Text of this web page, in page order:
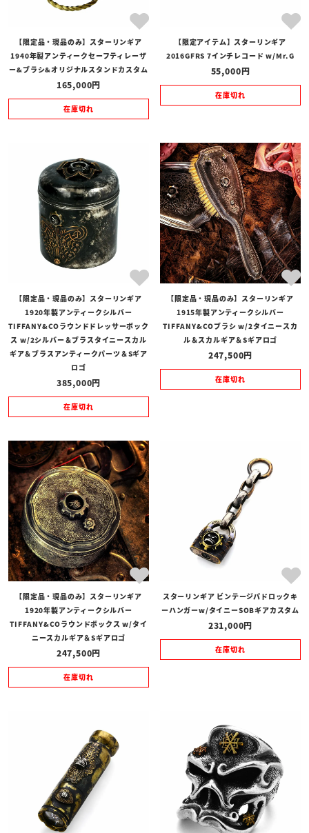
【限定品・現品のみ】スターリンギア
1940年製アンティークセーフティレーザ
ー&ブラシ&オリジナルスタンドカスタム
165,000
在庫切れ
【限定アイテム】スターリンギア
2016GFRS 7インチレコード w/Mr.G
55,000
在庫切れ
【限定品・現品のみ】スターリンギア
1920年製アンティークシルバー
TIFFANY&COラウンドドレッサーボック
ス w/2シルバー＆ブラスタイニースカル
ギア＆ブラスアンティークパーツ＆Sギア
ロゴ
385,000
在庫切れ
【限定品・現品のみ】スターリンギア
1915年製アンティークシルバー
TIFFANY&COブラシ w/2タイニースカ
ル＆スカルギア＆Sギアロゴ
247,500
在庫切れ
【限定品・現品のみ】スターリンギア
1920年製アンティークシルバー
TIFFANY&COラウンドボックス w/タイ
ニースカルギア＆Sギアロゴ
247,500
在庫切れ
スターリンギア ビンテージパドロックキ
ーハンガーw/タイニーSOBギアカスタム
231,000
在庫切れ